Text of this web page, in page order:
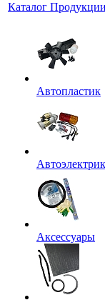
Каталог Продукции
Автопластик
Аксессуары